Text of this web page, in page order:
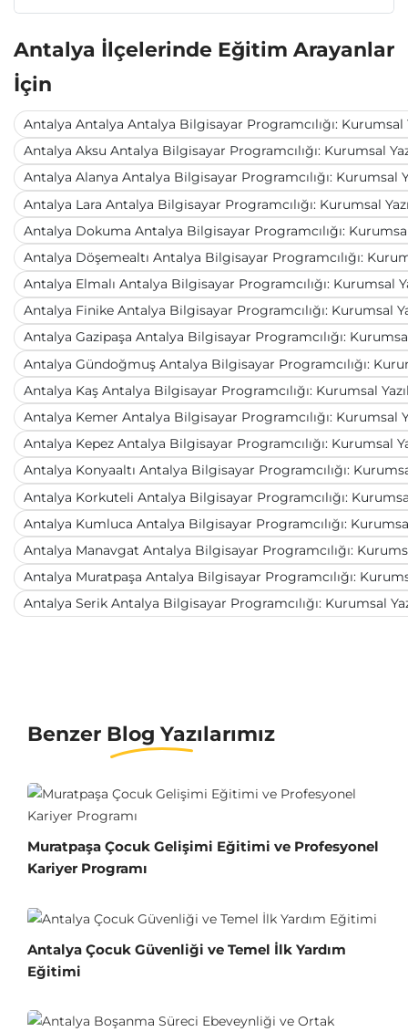
Antalya İlçelerinde Eğitim Arayanlar
İçin
Antalya Antalya Antalya Bilgisayar Programcılığı: Kurumsal
Antalya Aksu Antalya Bilgisayar Programcılığı: Kurumsal
Antalya Alanya Antalya Bilgisayar Programcılığı: Kurumsal
Antalya Lara Antalya Bilgisayar Programcılığı: Kurumsal
Antalya Dokuma Antalya Bilgisayar Programcılığı: Kurumsal
Antalya Döşemealtı Antalya Bilgisayar Programcılığı:
Antalya Elmalı Antalya Bilgisayar Programcılığı: Kurumsal
Antalya Finike Antalya Bilgisayar Programcılığı: Kurumsal
Antalya Gazipaşa Antalya Bilgisayar Programcılığı: Kurumsal
Antalya Gündoğmuş Antalya Bilgisayar Programcılığı:
Antalya Kaş Antalya Bilgisayar Programcılığı: Kurumsal
Antalya Kemer Antalya Bilgisayar Programcılığı: Kurumsal
Antalya Kepez Antalya Bilgisayar Programcılığı: Kurumsal
Antalya Konyaaltı Antalya Bilgisayar Programcılığı:
Antalya Korkuteli Antalya Bilgisayar Programcılığı: Kurumsal
Antalya Kumluca Antalya Bilgisayar Programcılığı: Kurumsal
Antalya Manavgat Antalya Bilgisayar Programcılığı:
Antalya Muratpaşa Antalya Bilgisayar Programcılığı:
Antalya Serik Antalya Bilgisayar Programcılığı: Kurumsal
Benzer Blog Yazılarımız
Muratpaşa Çocuk Gelişimi Eğitimi ve Profesyonel
Kariyer Programı
Antalya Çocuk Güvenliği ve Temel İlk Yardım
Eğitimi